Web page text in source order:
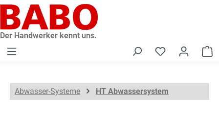
springen
Der Handwerker kennt uns.
Abwasser-Systeme HT Abwassersystem